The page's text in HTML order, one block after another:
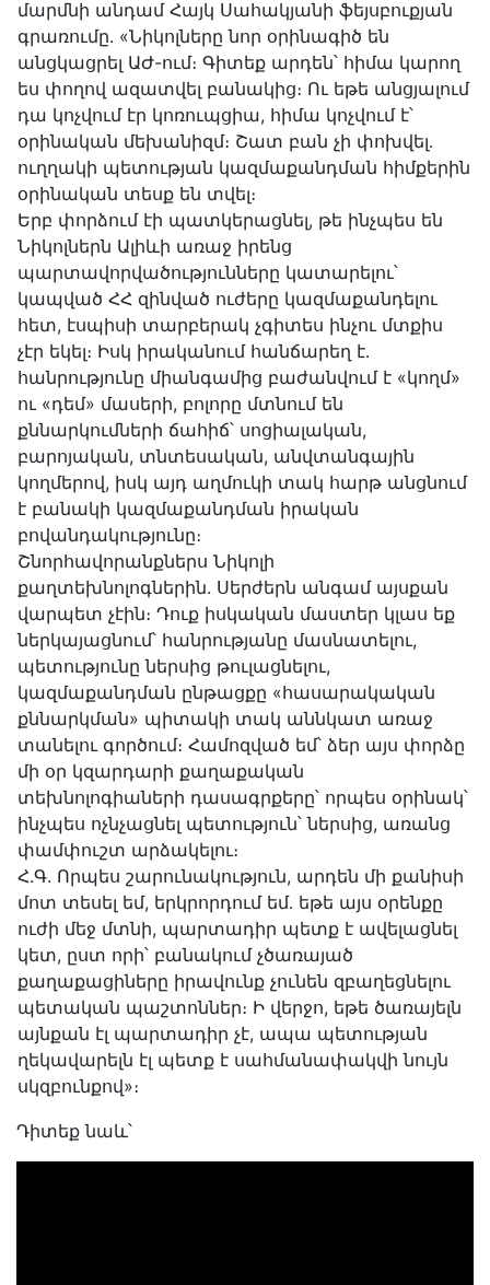
մարմնի անդամ Հայկ Սահակյանի ֆեյսբուքյան
գրառումը. «Նիկոլները նոր օրինագիծ են
անցկացրել ԱԺ-ում։ Գիտեք արդեն՝ հիմա կարող
ես փողով ազատվել բանակից։ Ու եթե անցյալում
դա կոչվում էր կոռուպցիա, հիմա կոչվում է՝
օրինական մեխանիզմ։ Շատ բան չի փոխվել․
ուղղակի պետության կազմաքանդման հիմքերին
օրինական տեսք են տվել։
Երբ փորձում էի պատկերացնել, թե ինչպես են
Նիկոլներն Ալիևի առաջ իրենց
պարտավորվածությունները կատարելու՝
կապված ՀՀ զինված ուժերը կազմաքանդելու
հետ, էսպիսի տարբերակ չգիտես ինչու մտքիս
չէր եկել։ Իսկ իրականում հանճարեղ է․
հանրությունը միանգամից բաժանվում է «կողմ»
ու «դեմ» մասերի, բոլորը մտնում են
քննարկումների ճահիճ՝ սոցիալական,
բարոյական, տնտեսական, անվտանգային
կողմերով, իսկ այդ աղմուկի տակ հարթ անցնում
է բանակի կազմաքանդման իրական
բովանդակությունը։
Շնորհավորանքներս Նիկոլի
քաղտեխնոլոգներին․ Սերժերն անգամ այսքան
վարպետ չէին։ Դուք իսկական մաստեր կլաս եք
ներկայացնում՝ հանրությանը մասնատելու,
պետությունը ներսից թուլացնելու,
կազմաքանդման ընթացքը «հասարակական
քննարկման» պիտակի տակ աննկատ առաջ
տանելու գործում։ Համոզված եմ՝ ձեր այս փորձը
մի օր կզարդարի քաղաքական
տեխնոլոգիաների դասագրքերը՝ որպես օրինակ՝
ինչպես ոչնչացնել պետություն՝ ներսից, առանց
փամփուշտ արձակելու։
Հ.Գ. Որպես շարունակություն, արդեն մի քանիսի
մոտ տեսել եմ, երկրորդում եմ․ եթե այս օրենքը
ուժի մեջ մտնի, պարտադիր պետք է ավելացնել
կետ, ըստ որի՝ բանակում չծառայած
քաղաքացիները իրավունք չունեն զբաղեցնելու
պետական պաշտոններ։ Ի վերջո, եթե ծառայելն
այնքան էլ պարտադիր չէ, ապա պետության
ղեկավարելն էլ պետք է սահմանափակվի նույն
սկզբունքով»։
Դիտեք նաև՝